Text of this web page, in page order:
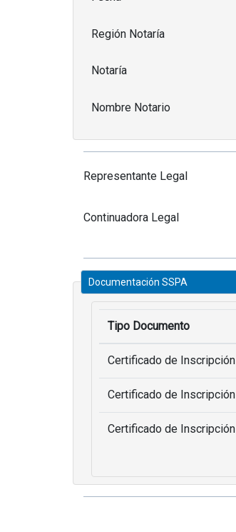
Región Notaría
Notaría
Nombre Notario
Representante Legal
Continuadora Legal
Documentación SSPA
Tipo Documento
Certificado de Inscripción
Certificado de Inscripción
Certificado de Inscripción